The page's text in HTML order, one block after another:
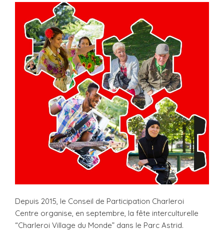
Depuis 2015, le Conseil de Participation Charleroi
Centre organise, en septembre, la fête interculturelle
“Charleroi Village du Monde” dans le Parc Astrid.